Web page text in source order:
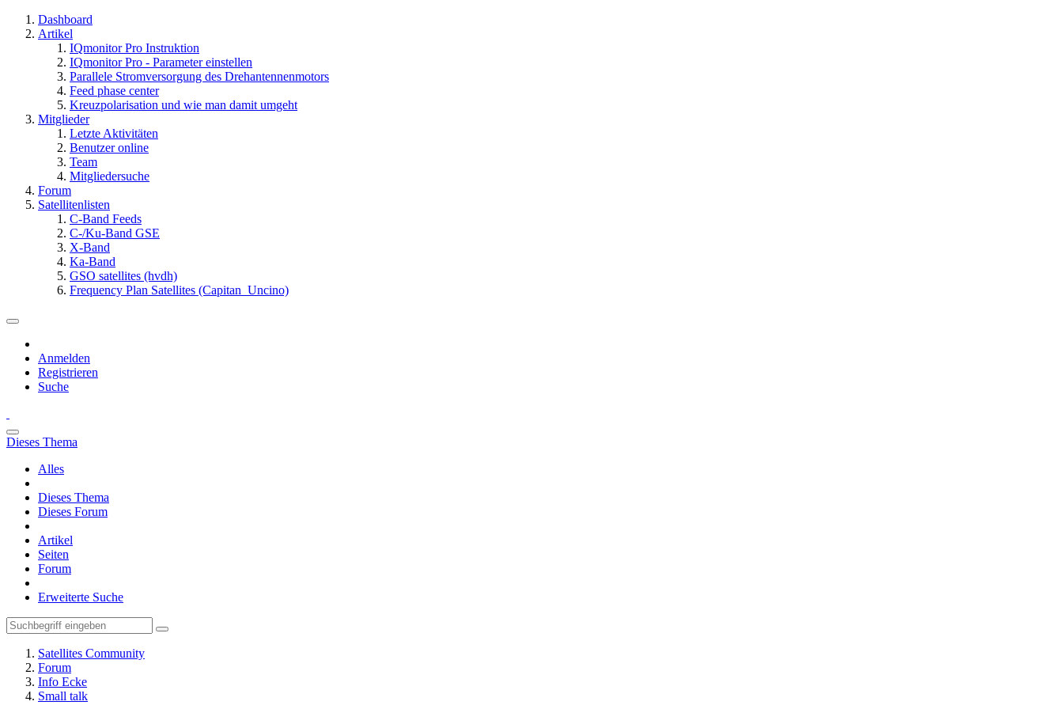
Dashboard
Artikel
IQmonitor Pro Instruktion
IQmonitor Pro - Parameter einstellen
Parallele Stromversorgung des Drehantennenmotors
Feed phase center
Kreuzpolarisation und wie man damit umgeht
Mitglieder
Letzte Aktivitäten
Benutzer online
Team
Mitgliedersuche
Forum
Satellitenlisten
C-Band Feeds
C-/Ku-Band GSE
X-Band
Ka-Band
GSO satellites (hvdh)
Frequency Plan Satellites (Capitan_Uncino)
Anmelden
Registrieren
Suche
Dieses Thema
Alles
Dieses Thema
Dieses Forum
Artikel
Seiten
Forum
Erweiterte Suche
Satellites Community
Forum
Info Ecke
Small talk